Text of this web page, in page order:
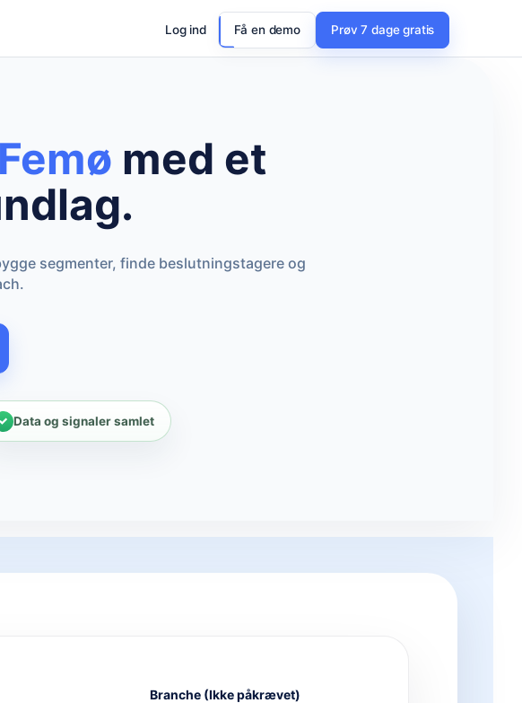
Log ind Få en demo Prøv 7 dage gratis
med et
segmenter, finde beslutningstagere og
Data og signaler samlet
Branche (Ikke påkrævet)